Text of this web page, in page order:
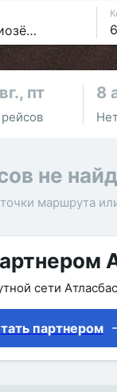
пт 8
не
маршрута
сети
партнером